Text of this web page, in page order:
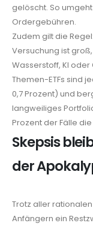
gelöscht. So
Ordergebühren.
Zudem gilt die
Versuchung ist
Wasserstoff, KI
Themen-ETFs sind
0,7 Prozent) und
langweiliges
Prozent der Fälle
Skepsis
der
Trotz aller
Anfängern ein